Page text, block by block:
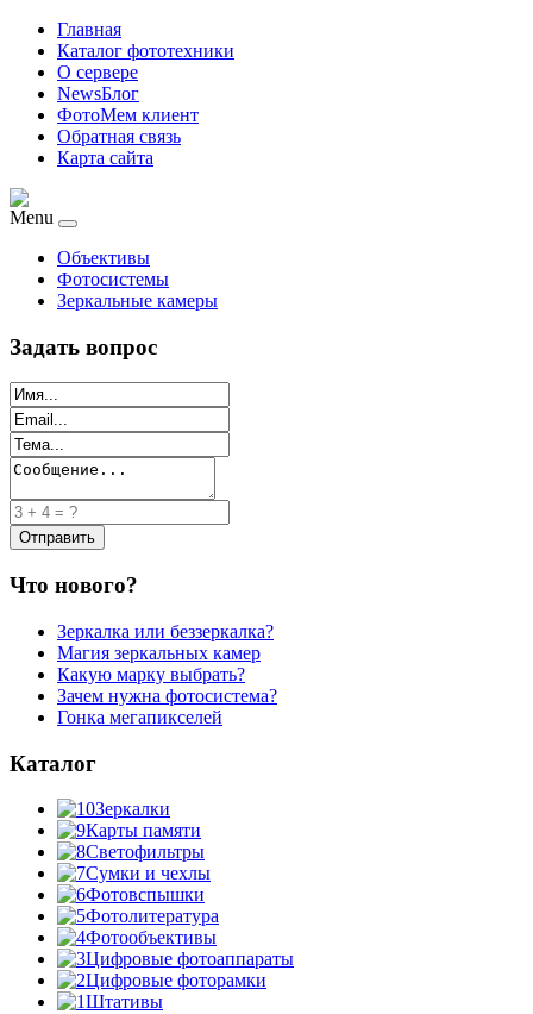
Главная
Каталог фототехники
О сервере
NewsБлог
ФотоМем клиент
Обратная связь
Карта сайта
Menu
Объективы
Фотосистемы
Зеркальные камеры
Задать вопрос
Что нового?
Зеркалка или беззеркалка?
Магия зеркальных камер
Какую марку выбрать?
Зачем нужна фотосистема?
Гонка мегапикселей
Каталог
Зеркалки
Карты памяти
Светофильтры
Сумки и чехлы
Фотовспышки
Фотолитература
Фотообъективы
Цифровые фотоаппараты
Цифровые фоторамки
Штативы